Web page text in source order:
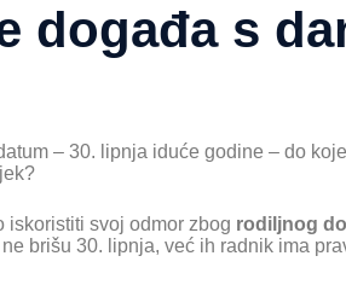
događa s
– 30. lipnja iduće godine – do
iskoristiti svoj odmor zbog rodiljnog
brišu 30. lipnja, već ih radnik ima